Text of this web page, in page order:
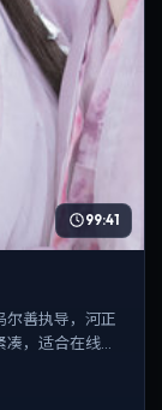
99:41
尔善执导，河正
，适合在线追